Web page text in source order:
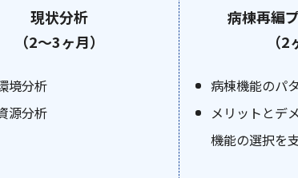
現状分析
（2〜3ヶ月）
境分析
源分析
病棟再編
（2
病棟機能のパ
メリットとデ
機能の選択を